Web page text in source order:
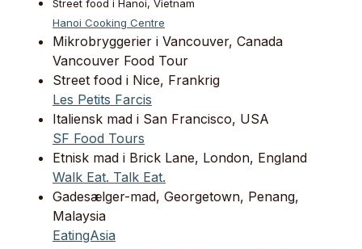
Street food i Hanoi, Vietnam
Hanoi Cooking Centre
Mikrobryggerier i Vancouver, Canada
Vancouver Food Tour
Street food i Nice, Frankrig
Les Petits Farcis
Italiensk mad i San Francisco, USA
SF Food Tours
Etnisk mad i Brick Lane, London, England
Walk Eat. Talk Eat.
Gadesælger-mad, Georgetown, Penang,
Malaysia
EatingAsia